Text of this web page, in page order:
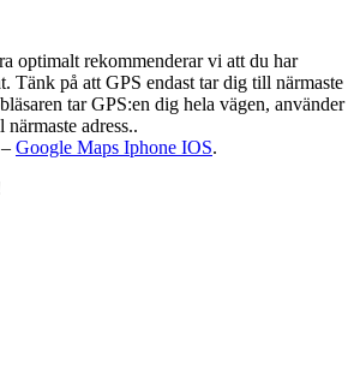
optimalt rekommenderar vi att du har
Tänk på att GPS endast tar dig till närmaste
tar GPS:en dig hela vägen, använder
adress..
– Google Maps Iphone IOS.